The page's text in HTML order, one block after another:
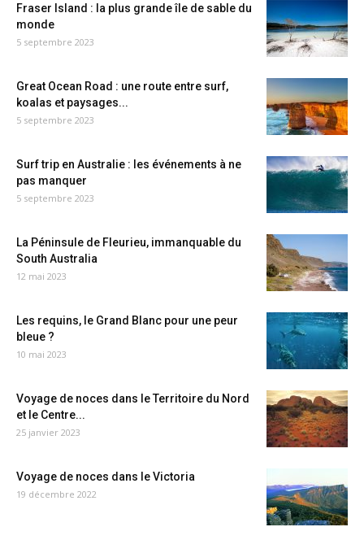
Fraser Island : la plus grande île de sable du
monde
5 septembre 2023
Great Ocean Road : une route entre surf,
koalas et paysages...
5 septembre 2023
Surf trip en Australie : les événements à ne
pas manquer
5 septembre 2023
La Péninsule de Fleurieu, immanquable du
South Australia
12 mai 2023
Les requins, le Grand Blanc pour une peur
bleue ?
10 mai 2023
Voyage de noces dans le Territoire du Nord
et le Centre...
25 janvier 2023
Voyage de noces dans le Victoria
19 décembre 2022